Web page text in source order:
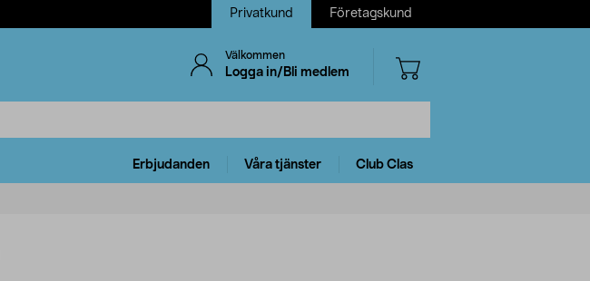
Privatkund Företagskund
Välkommen
Logga in/Bli medlem
Erbjudanden Våra tjänster Club Clas